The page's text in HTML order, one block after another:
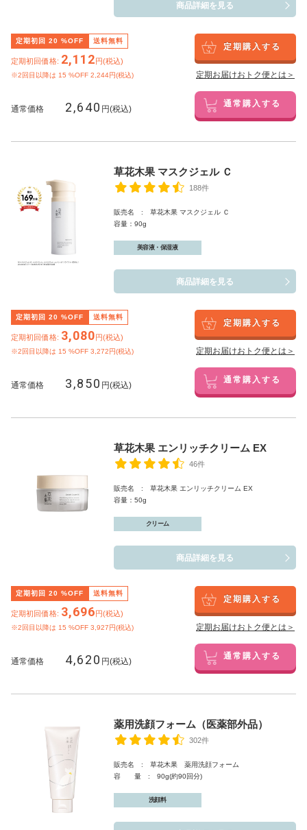
商品詳細を見る
定期初回 20 %OFF 送料無料
定期初回価格: 2,112円(税込)
※2回目以降は 15 %OFF 2,244円(税込)
定期購入する
定期お届けおトク便とは＞
通常価格 2,640 円(税込) 通常購入する
草花木果 マスクジェル Ｃ
188件
販売名 : 草花木果 マスクジェル Ｃ
容量：90g
美容液・保湿液
商品詳細を見る
定期初回 20 %OFF 送料無料
定期初回価格: 3,080円(税込)
※2回目以降は 15 %OFF 3,272円(税込)
定期購入する
定期お届けおトク便とは＞
通常価格 3,850 円(税込) 通常購入する
草花木果 エンリッチクリーム EX
46件
販売名 : 草花木果 エンリッチクリーム EX
容量：50g
クリーム
商品詳細を見る
定期初回 20 %OFF 送料無料
定期初回価格: 3,696円(税込)
※2回目以降は 15 %OFF 3,927円(税込)
定期購入する
定期お届けおトク便とは＞
通常価格 4,620 円(税込) 通常購入する
薬用洗顔フォーム（医薬部外品）
302件
販売名 : 草花木果 薬用洗顔フォーム
容 量 : 90g(約90回分)
洗顔料